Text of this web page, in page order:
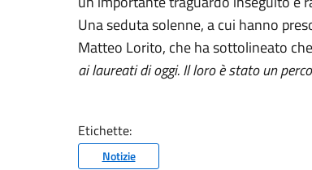
Una seduta solenne, a cui hanno
Matteo Lorito, che ha sottolineato
ai laureati di oggi. Il loro è stato un
Etichette:
Notizie